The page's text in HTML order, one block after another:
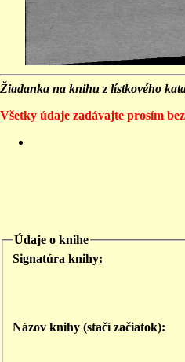
Žiadanka na knihu z lístkového
Všetky údaje zadávajte prosím
Údaje o knihe
Signatúra knihy:
Názov knihy (stačí začiatok):